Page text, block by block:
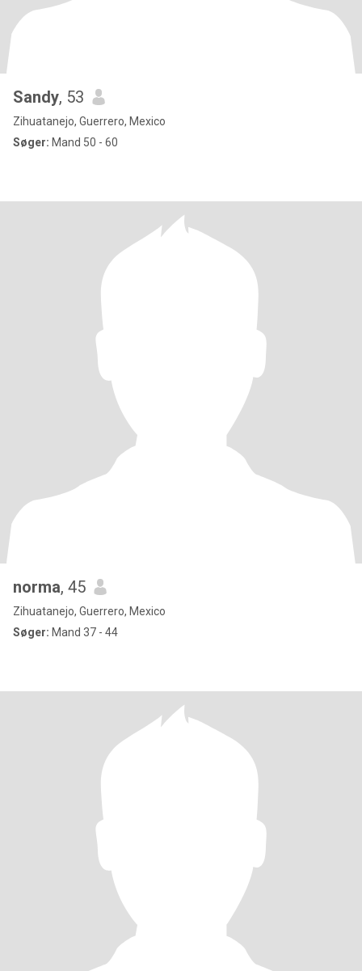
Sandy, 53
Zihuatanejo, Guerrero, Mexico
Søger: Mand 50 - 60
norma, 45
Zihuatanejo, Guerrero, Mexico
Søger: Mand 37 - 44